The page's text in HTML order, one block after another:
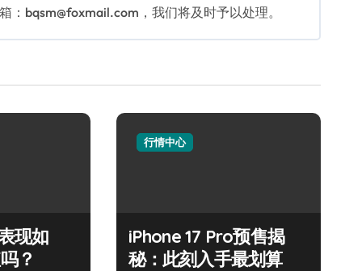
bqsm@foxmail.com，我们将及时予以处理。
现如
？
行情中心
iPhone 17 Pro预售揭
秘：此刻入手最划算